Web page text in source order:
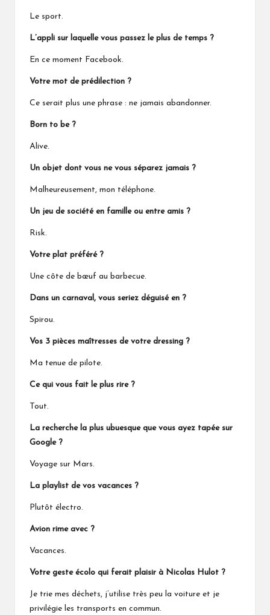
Le sport.
L’appli sur laquelle vous passez le plus de temps ?
En ce moment Facebook.
Votre mot de prédilection ?
Ce serait plus une phrase : ne jamais abandonner.
Born to be ?
Alive.
Un objet dont vous ne vous séparez jamais ?
Malheureusement, mon téléphone.
Un jeu de société en famille ou entre amis ?
Risk.
Votre plat préféré ?
Une côte de bœuf au barbecue.
Dans un carnaval, vous seriez déguisé en ?
Spirou.
Vos 3 pièces maîtresses de votre dressing ?
Ma tenue de pilote.
Ce qui vous fait le plus rire ?
Tout.
La recherche la plus ubuesque que vous ayez tapée sur
Google ?
Voyage sur Mars.
La playlist de vos vacances ?
Plutôt électro.
Avion rime avec ?
Vacances.
Votre geste écolo qui ferait plaisir à Nicolas Hulot ?
Je trie mes déchets, j’utilise très peu la voiture et je
privilégie les transports en commun.